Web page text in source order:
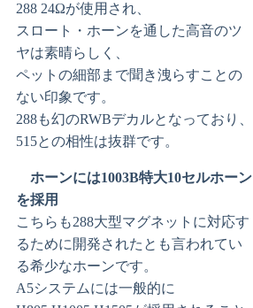
288 24Ωが使用され、
スロート・ホーンを通した高音のツ
ヤは素晴らしく、
ペットの細部まで聞き洩らすことの
ない印象です。
288も幻のRWBデカルとなっており、
515との相性は抜群です。
ホーンには1003B特大10セルホーン
を採用
こちらも288大型マグネットに対応す
るために開発されたとも言われてい
る希少なホーンです。
A5システムには一般的に